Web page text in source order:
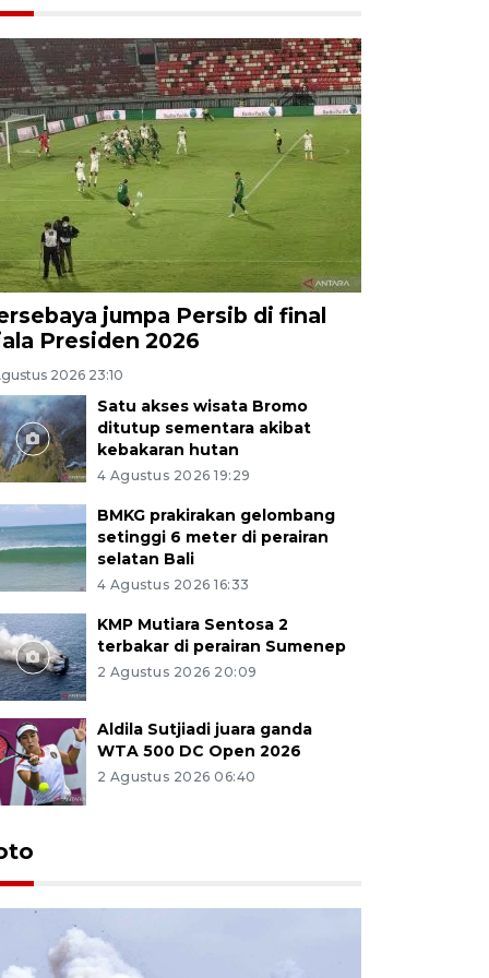
jumpa Persib di final
Presiden 2026
2026 23:10
Satu akses wisata Bromo
ditutup sementara akibat
kebakaran hutan
4 Agustus 2026 19:29
BMKG prakirakan gelombang
setinggi 6 meter di perairan
selatan Bali
4 Agustus 2026 16:33
KMP Mutiara Sentosa 2
terbakar di perairan Sumenep
2 Agustus 2026 20:09
Aldila Sutjiadi juara ganda
WTA 500 DC Open 2026
2 Agustus 2026 06:40